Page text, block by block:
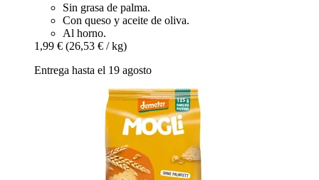
Sin grasa de palma.
Con queso y aceite de oliva.
Al horno.
1,99 € (26,53 € / kg)
Entrega hasta el 19 agosto